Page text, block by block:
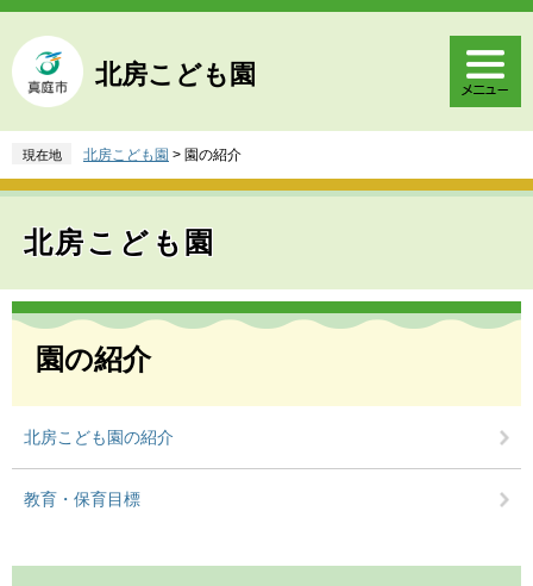
ペ
ジ
の
頭
す
メ
ュ
ー
飛
し
へ
北房こども園
現在地 北房こども園 > 園の紹介
北房こども園
本
園の紹介
北房こども園の紹介
教育・保育目標